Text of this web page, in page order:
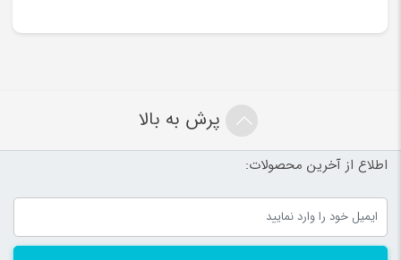
پرش به بالا
اطلاع از آخرین محصولات: